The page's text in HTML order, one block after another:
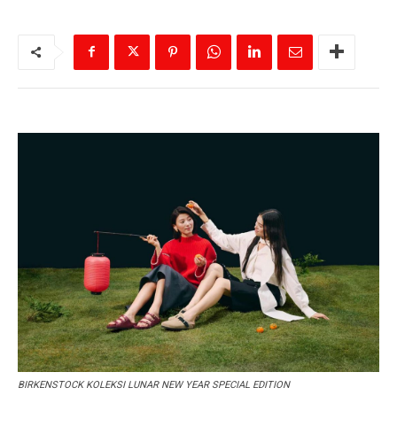
BIRKENSTOCK KOLEKSI LUNAR NEW YEAR SPECIAL EDITION